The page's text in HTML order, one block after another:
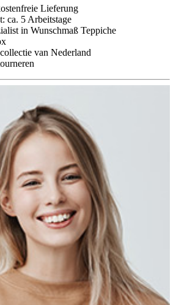
Lieferung
ca. 5 Arbeitstage
in Wunschmaß Teppiche
van Nederland